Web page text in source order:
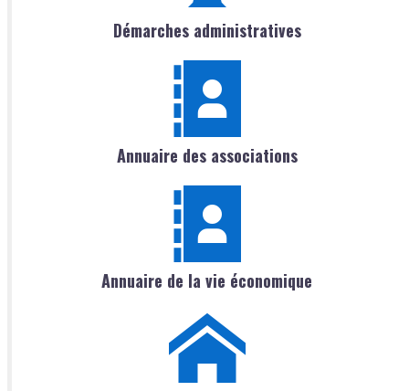
Démarches administratives
Annuaire des associations
Annuaire de la vie économique